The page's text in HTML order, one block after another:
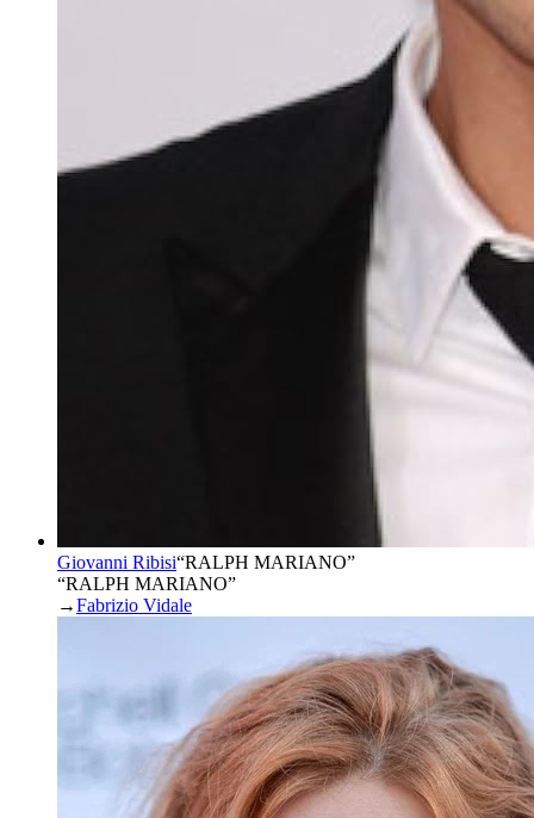
Giovanni Ribisi“RALPH MARIANO”
“RALPH MARIANO”
→Fabrizio Vidale